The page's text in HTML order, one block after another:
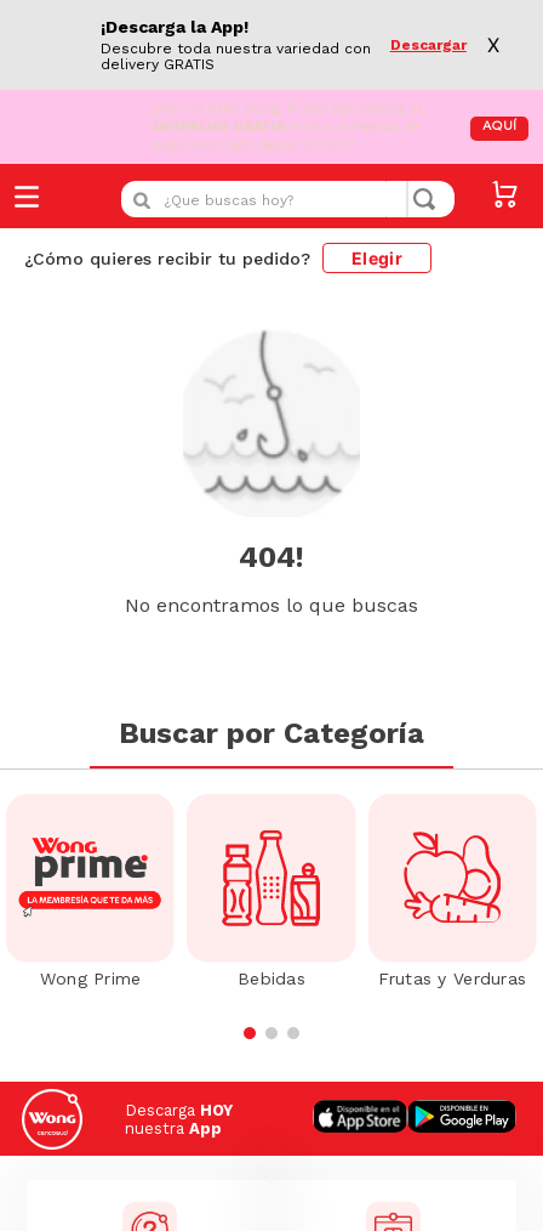
¡Descarga la App!
Descubre toda nuestra variedad con
delivery GRATIS
Descargar X
¡Aún no eres Wong Prime! Aprovecha el
DESPACHO GRATIS en tus compras de
supermercado desde S/79.90
AQUÍ
¿Que buscas hoy?
¿Cómo quieres recibir tu pedido? Elegir
404!
No encontramos lo que buscas
Buscar por Categoría
Wong Prime Bebidas Frutas y Verduras
Descarga HOY
nuestra App